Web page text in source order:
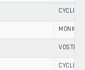
CYCLING
MONKEY
VOSTER
CYCLING